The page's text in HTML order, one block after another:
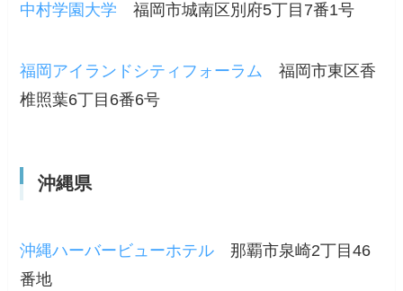
中村学園大学 福岡市城南区別府5丁目7番1号
福岡アイランドシティフォーラム 福岡市東区香
椎照葉6丁目6番6号
沖縄県
沖縄ハーバービューホテル 那覇市泉崎2丁目46
番地